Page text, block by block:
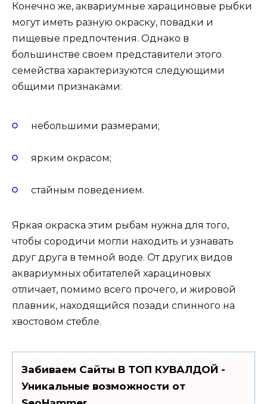
Конечно же, аквариумные харациновые рыбки
могут иметь разную окраску, повадки и
пищевые предпочтения. Однако в
большинстве своем представители этого
семейства характеризуются следующими
общими признаками:
небольшими размерами;
ярким окрасом;
стайным поведением.
Яркая окраска этим рыбам нужна для того,
чтобы сородичи могли находить и узнавать
друг друга в темной воде. От других видов
аквариумных обитателей харациновых
отличает, помимо всего прочего, и жировой
плавник, находящийся позади спинного на
хвостовом стебле.
Забиваем Сайты В ТОП КУВАЛДОЙ -
Уникальные возможности от